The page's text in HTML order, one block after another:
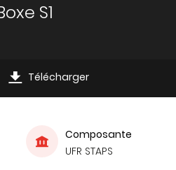
S1
Télécharger
Composante
UFR STAPS